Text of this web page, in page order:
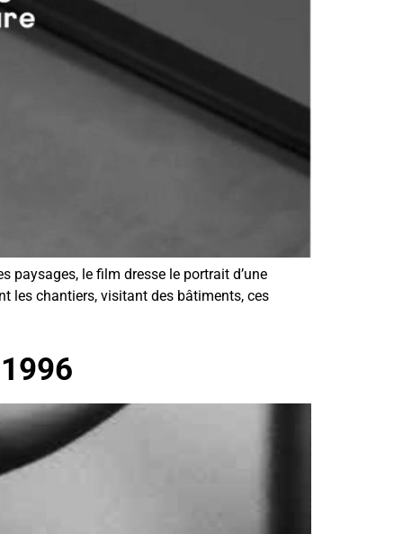
paysages, le film dresse le portrait d’une
les chantiers, visitant des bâtiments, ces